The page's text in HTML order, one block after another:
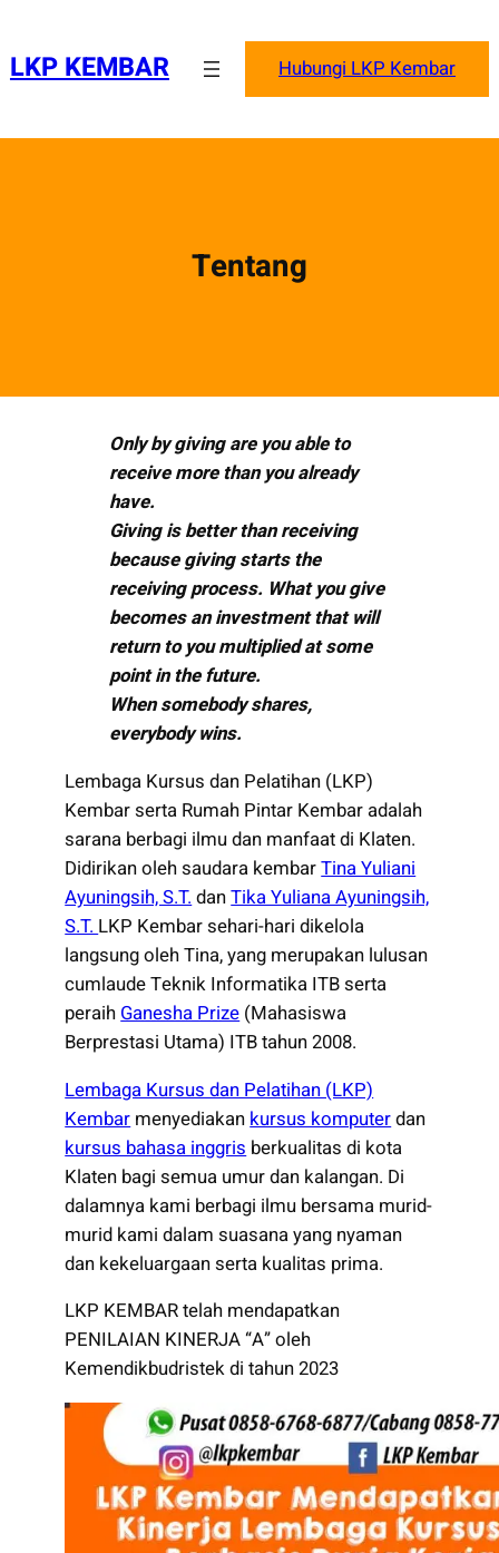
content
LKP KEMBAR Hubungi LKP Kembar
Tentang
Only by giving are you able to
receive more than you already
have.
Giving is better than receiving
because giving starts the
receiving process. What you give
becomes an investment that will
return to you multiplied at some
point in the future.
When somebody shares,
everybody wins.
Lembaga Kursus dan Pelatihan (LKP)
Kembar serta Rumah Pintar Kembar adalah
sarana berbagi ilmu dan manfaat di Klaten.
Didirikan oleh saudara kembarTina Yuliani
Ayuningsih, S.T. danTika Yuliana Ayuningsih,
S.T. LKP Kembar sehari-hari dikelola
langsung oleh Tina, yang merupakan lulusan
cumlaude Teknik Informatika ITB serta
peraih Ganesha Prize (Mahasiswa
Berprestasi Utama) ITB tahun 2008.
Lembaga Kursus dan Pelatihan (LKP)
Kembar menyediakan kursus komputerdan
kursus bahasa inggris berkualitas di kota
Klaten bagi semua umur dan kalangan. Di
dalamnya kami berbagi ilmu bersama murid-
murid kami dalam suasana yang nyaman
dan kekeluargaan serta kualitas prima.
LKP KEMBAR telah mendapatkan
PENILAIAN KINERJA “A” oleh
Kemendikbudristek di tahun 2023